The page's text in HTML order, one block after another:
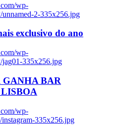
wp-
unnamed-2-335x256.jpg
exclusivo do ano
wp-
jag01-335x256.jpg
BAR
wp-
335x256.jpg